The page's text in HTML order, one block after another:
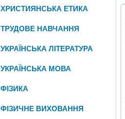
ХРИСТИЯНСЬКА ЕТИКА
ТРУДОВЕ НАВЧАННЯ
УКРАЇНСЬКА ЛІТЕРАТУРА
УКРАЇНСЬКА МОВА
ФІЗИКА
ФІЗИЧНЕ ВИХОВАННЯ